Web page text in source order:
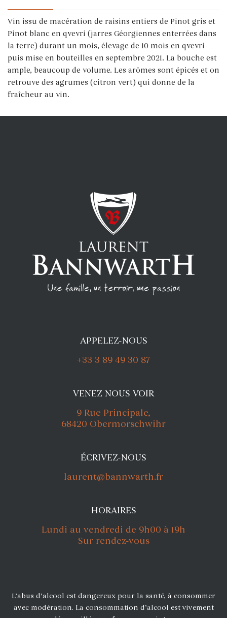
Vin issu de macération de raisins entiers de Pinot gris et
Pinot blanc en qvevri (jarres Géorgiennes enterrées dans
la terre) durant un mois, élevage de 10 mois en qvevri
puis mise en bouteilles en septembre 2021. La bouche est
ample, beaucoup de volume. Les arômes sont épicés et on
retrouve des agrumes (citron vert) qui donne de la
fraîcheur au vin.
APPELEZ-NOUS
+33 3 89 49 30 87
VENEZ NOUS VOIR
9 Rue Principale,
68420 Obermorschwihr
ÉCRIVEZ-NOUS
laurent@bannwarth.fr
HORAIRES
Lundi au vendredi de 9h00 à 19h
Sur rendez-vous
L’abus d’alcool est dangereux pour la santé, à consommer
avec modération. La consommation d’alcool est vivement